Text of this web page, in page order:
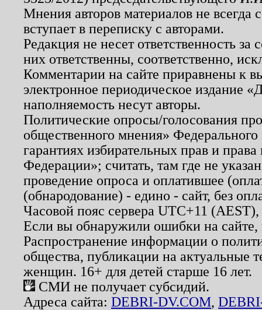
Мнения авторов материалов не
вступает в переписку с авторами.
Редакция не несет ответственность
них ответственны, соответственно,
Комментарии на сайте приравнены к
электронное периодическое издание
наполняемость несут авторы.
Политические опросы/голосования
общественного мнения»
гарантиях избирательных прав и
Федерации»; считать, там где не
проведение опроса и оплатившее
(обнародование) - едино - сайт, без
Часовой пояс сервера UTC+11
Если вы обнаружили ошибки на
Распространение информации о
общества, публикации на актуальные
женщин. 16+ для детей старше 16 лет.
СМИ не получает субсидий.
Адреса сайта: DEBRI-DV.COM,